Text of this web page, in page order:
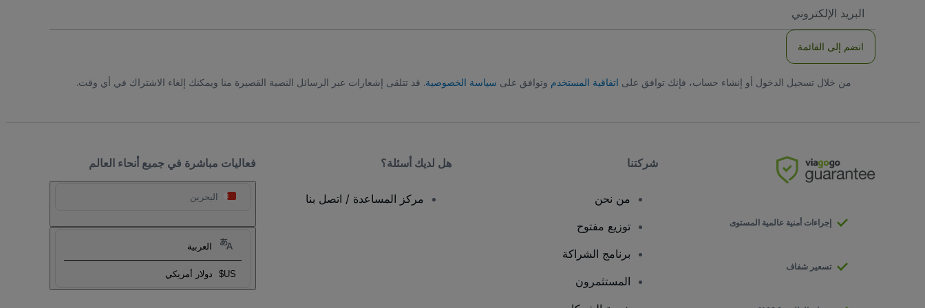
الاكتروني
انضم إلى القائمة
من خلال تسجيل الدخول أو إنشاء حساب، فإنك توافق على اتفاقية المستخدم وتوافق على سياسة الخصوصية. قد تتلقى إشعارات عبر الرسائل النصية القصيرة منا ويمكنك إلغاء الاشتراك في أي وقت.
فعاليات مباشرة في جميع أنحاء العالم
البحرين
العربية
US$ دولار أمريكي
إجراءات أمنية عالمية المستوى
تسعير شفاف
شركتنا
من نحن
توزيع مفتوح
برنامج الشراكة
المستثمرون
هل لديك أسئلة؟
مركز المساعدة / اتصل بنا